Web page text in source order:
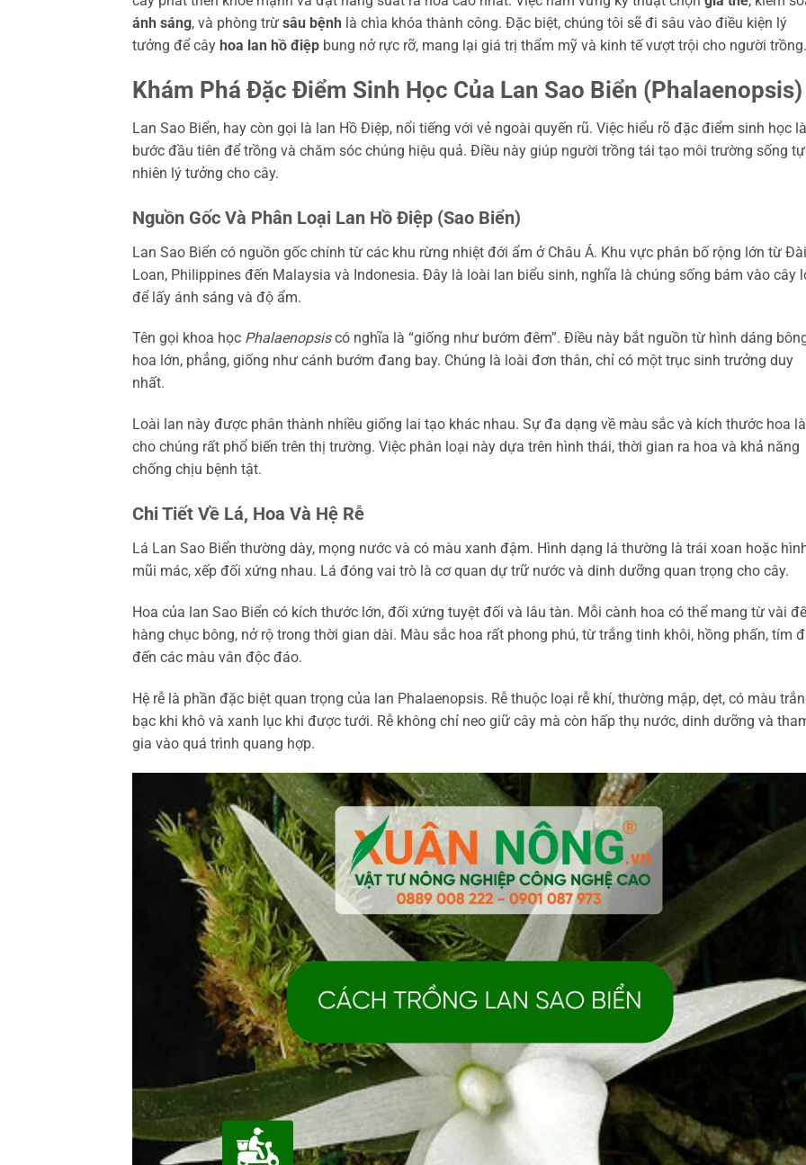
ánh sáng, và phòng trừ sâu bệnh là chìa khóa thành công. Đặc biệt, chúng tôi sẽ đi sâu vào điều kiện lý
tưởng để cây hoa lan hồ điệp bung nở rực rỡ, mang lại giá trị thẩm mỹ và kinh tế vượt trội cho người trồng.
Khám Phá Đặc Điểm Sinh Học Của Lan Sao Biển (Phalaenopsis)
Lan Sao Biển, hay còn gọi là lan Hồ Điệp, nổi tiếng với vẻ ngoài quyến rũ. Việc hiểu rõ đặc điểm sinh học là
bước đầu tiên để trồng và chăm sóc chúng hiệu quả. Điều này giúp người trồng tái tạo môi trường sống tự
nhiên lý tưởng cho cây.
Nguồn Gốc Và Phân Loại Lan Hồ Điệp (Sao Biển)
Lan Sao Biển có nguồn gốc chính từ các khu rừng nhiệt đới ẩm ở Châu Á. Khu vực phân bố rộng lớn từ Đài
Loan, Philippines đến Malaysia và Indonesia. Đây là loài lan biểu sinh, nghĩa là chúng sống bám vào cây
để lấy ánh sáng và độ ẩm.
Tên gọi khoa học Phalaenopsiscó nghĩa là “giống như bướm đêm”. Điều này bắt nguồn từ hình dáng
hoa lớn, phẳng, giống như cánh bướm đang bay. Chúng là loài đơn thân, chỉ có một trục sinh trưởng duy
nhất.
Loài lan này được phân thành nhiều giống lai tạo khác nhau. Sự đa dạng về màu sắc và kích thước hoa
cho chúng rất phổ biến trên thị trường. Việc phân loại này dựa trên hình thái, thời gian ra hoa và khả năng
chống chịu bệnh tật.
Chi Tiết Về Lá, Hoa Và Hệ Rễ
Lá Lan Sao Biển thường dày, mọng nước và có màu xanh đậm. Hình dạng lá thường là trái xoan hoặc
mũi mác, xếp đối xứng nhau. Lá đóng vai trò là cơ quan dự trữ nước và dinh dưỡng quan trọng cho cây.
Hoa của lan Sao Biển có kích thước lớn, đối xứng tuyệt đối và lâu tàn. Mỗi cành hoa có thể mang từ vài
hàng chục bông, nở rộ trong thời gian dài. Màu sắc hoa rất phong phú, từ trắng tinh khôi, hồng phấn, tím
đến các màu vân độc đáo.
Hệ rễ là phần đặc biệt quan trọng của lan Phalaenopsis. Rễ thuộc loại rễ khí, thường mập, dẹt, có màu
bạc khi khô và xanh lục khi được tưới. Rễ không chỉ neo giữ cây mà còn hấp thụ nước, dinh dưỡng và
gia vào quá trình quang hợp.